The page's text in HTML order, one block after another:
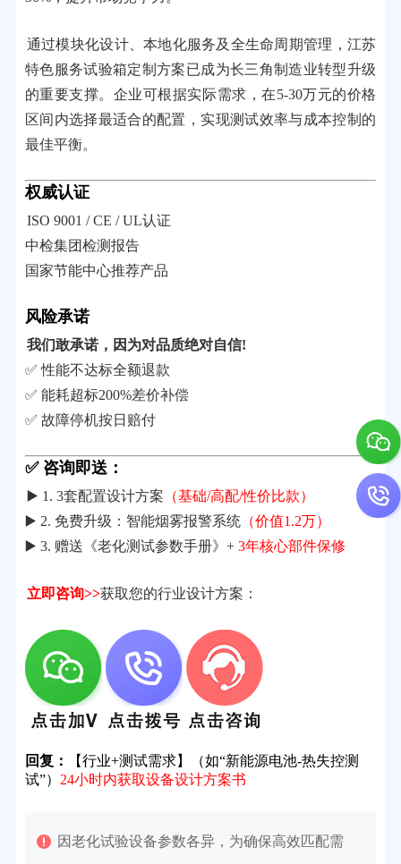
通过模块化设计、本地化服务及全生命周期管理，江苏
特色服务试验箱定制方案已成为长三角制造业转型升级
的重要支撑。企业可根据实际需求，在5-30万元的价格
区间内选择最适合的配置，实现测试效率与成本控制的
最佳平衡。
权威认证
ISO 9001 / CE / UL认证
中检集团检测报告
国家节能中心推荐产品
风险承诺
我们敢承诺，因为对品质绝对自信!
✅ 性能不达标全额退款
✅ 能耗超标200%差价补偿
✅ 故障停机按日赔付
✅ 咨询即送：
▶️ 1. 3套配置设计方案 （基础/高配/性价比款）
▶️ 2. 免费升级：智能烟雾报警系统（价值1.2万）
▶️ 3. 赠送《老化测试参数手册》+ 3年核心部件保修
立即咨询>>获取您的行业设计方案：
回复：
【行业+测试需求】（如“新能源电池-热失控测
试”） 24小时内获取设备设计方案书
因老化试验设备参数各异，为确保高效匹配需